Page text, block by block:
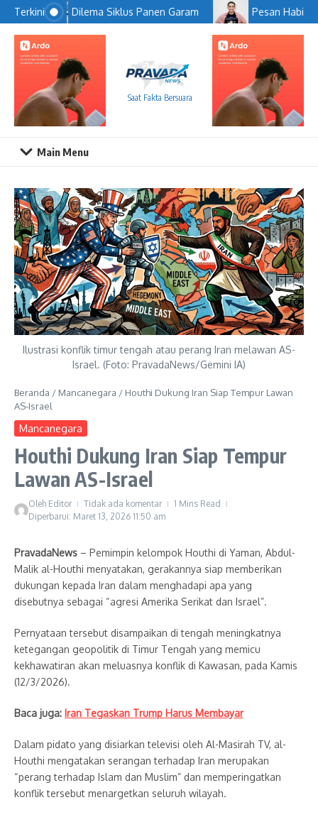
Lewati ke konten
Terkini Dilema Siklus Panen Garam Pesan Habib
Saat Fakta Bersuara
Main Menu
Ilustrasi konflik timur tengah atau perang Iran melawan AS-
Israel. (Foto: PravadaNews/Gemini IA)
Beranda / Mancanegara / Houthi Dukung Iran Siap Tempur Lawan
AS-Israel
Mancanegara
Houthi Dukung Iran Siap Tempur
Lawan AS-Israel
Oleh Editor Tidak ada komentar
1 Mins Read
Diperbarui: Maret 13, 2026 11:50 am
PravadaNews – Pemimpin kelompok Houthi di Yaman, Abdul-
Malik al-Houthi menyatakan, gerakannya siap memberikan
dukungan kepada Iran dalam menghadapi apa yang
disebutnya sebagai “agresi Amerika Serikat dan Israel”.
Pernyataan tersebut disampaikan di tengah meningkatnya
ketegangan geopolitik di Timur Tengah yang memicu
kekhawatiran akan meluasnya konflik di Kawasan, pada Kamis
(12/3/2026).
Baca juga: Iran Tegaskan Trump Harus Membayar
Dalam pidato yang disiarkan televisi oleh Al-Masirah TV, al-
Houthi mengatakan serangan terhadap Iran merupakan
“perang terhadap Islam dan Muslim” dan memperingatkan
konflik tersebut menargetkan seluruh wilayah.